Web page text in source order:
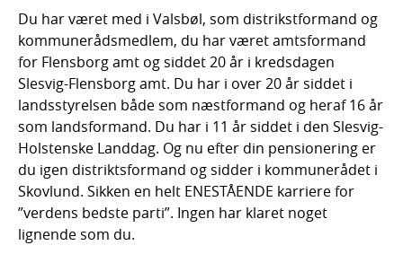
Du har været med i Valsbøl, som distrikstformand og
kommunerådsmedlem, du har været amtsformand
for Flensborg amt og siddet 20 år i kredsdagen
Slesvig-Flensborg amt. Du har i over 20 år siddet i
landsstyrelsen både som næstformand og heraf 16 år
som landsformand. Du har i 11 år siddet i den Slesvig-
Holstenske Landdag. Og nu efter din pensionering er
du igen distriktsformand og sidder i kommunerådet i
Skovlund. Sikken en helt ENESTÅENDE karriere for
”verdens bedste parti”. Ingen har klaret noget
lignende som du.